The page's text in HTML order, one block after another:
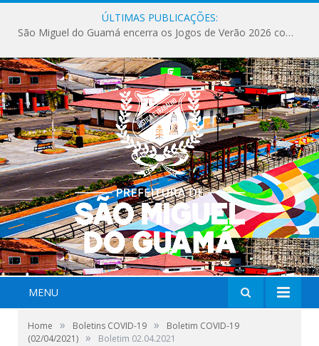
ÚLTIMAS PUBLICAÇÕES:
Milhares de fiéis tomam as ruas de São Miguel do Guamá em uma grande celebração de fé na Marcha para Jesus 2026.
MENU
Home » Boletins COVID-19 »
Boletim COVID-19
(02/04/2021) » Boletim 02.04.2021